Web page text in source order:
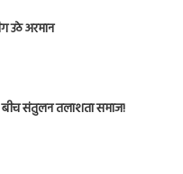
उठे अरमान
बीच संतुलन तलाशता समाज!